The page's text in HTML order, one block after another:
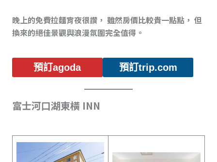
晚上的免費拉麵宵夜很讚， 雖然房價比較貴一點點， 但
換來的絕佳景觀與浪漫氛圍完全值得。
預訂agoda 預訂trip.com
富士河口湖東橫 INN